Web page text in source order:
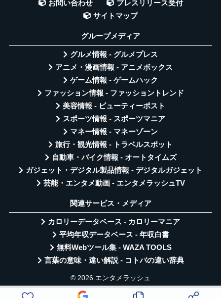
お問い合わせ
プレスリリース受付
サイトマップ
グループメディア
グルメ情報 - グルメプレス
アニメ・漫画情報 - アニメボックス
ゲーム情報 - ゲームハック
ファッション情報 - ファッショントレンド
美容情報 - ビューティーポスト
スポーツ情報 - スポーツマニア
マネー情報 - マネーゾーン
旅行・観光情報 - トラベルスポット
自動車・バイク情報 - オートタイムズ
ガジェット・デジタル製品情報 - デジタルガジェット
芸能・エンタメ動画 - エンタメラッシュTV
関連サービス・メディア
カロリーデータベース - カロリーマニア
平均年収データベース - 年収白書
無料Webツール集 - WAZA TOOLS
言葉の意味・違い解説 - コトバの違い辞典
© 2026 エンタメラッシュ